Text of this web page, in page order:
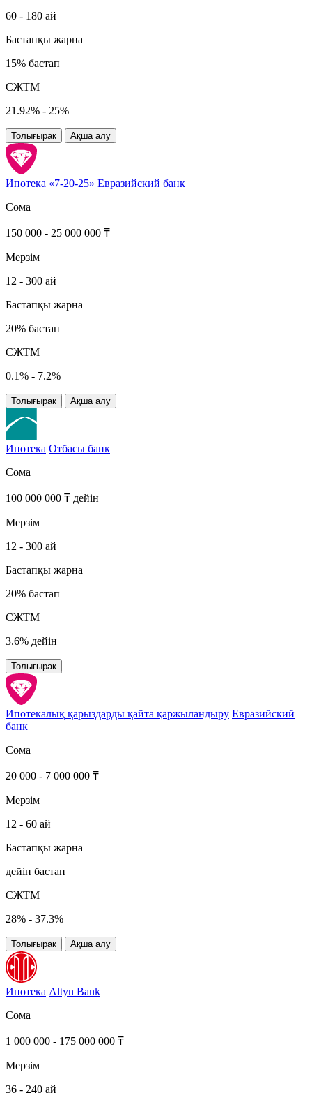
60 - 180 ай
Бастапқы жарна
15% бастап
СЖТМ
21.92% - 25%
Толығырак Ақша алу
Ипотека «7-20-25» Евразийский банк
Сома
150 000 - 25 000 000 ₸
Мерзім
12 - 300 ай
Бастапқы жарна
20% бастап
СЖТМ
0.1% - 7.2%
Толығырак Ақша алу
Ипотека Отбасы банк
Сома
100 000 000 ₸ дейін
Мерзім
12 - 300 ай
Бастапқы жарна
20% бастап
СЖТМ
3.6% дейін
Толығырак
Ипотекалық қарыздарды қайта қаржыландыру Евразийский
банк
Сома
20 000 - 7 000 000 ₸
Мерзім
12 - 60 ай
Бастапқы жарна
дейін бастап
СЖТМ
28% - 37.3%
Толығырак Ақша алу
Ипотека Altyn Bank
Сома
1 000 000 - 175 000 000 ₸
Мерзім
36 - 240 ай